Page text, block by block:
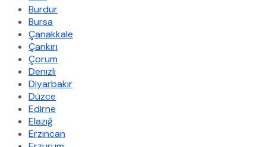
Burdur
Bursa
Çanakkale
Çankırı
Çorum
Denizli
Diyarbakır
Düzce
Edirne
Elazığ
Erzincan